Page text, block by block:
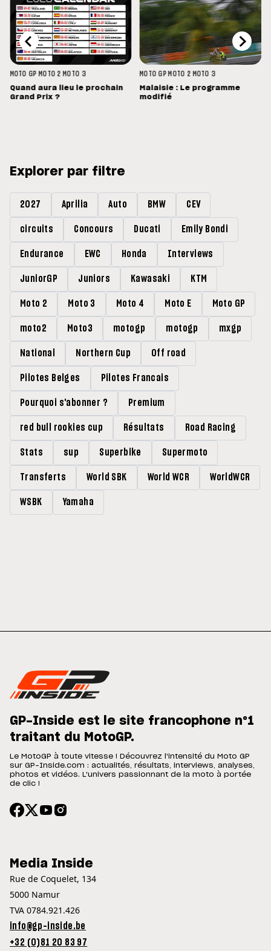
MOTO GP MOTO 2 MOTO 3
Quand aura lieu le prochain
Grand Prix ?
MOTO GP MOTO 2 MOTO 3
Malaisie : Le programme
modifié
Explorer par filtre
2027 Aprilia Auto BMW CEV
circuits Concours Ducati Emily Bondi
Endurance EWC Honda Interviews
JuniorGP Juniors Kawasaki KTM
Moto 2 Moto 3 Moto 4 Moto E Moto GP
moto2 Moto3 motogp motogp mxgp
National Northern Cup Off road
Pilotes Belges Pilotes Francais
Pourquoi s'abonner ? Premium
red bull rookies cup Résultats Road Racing
Stats sup Superbike Supermoto
Transferts World SBK World WCR WorldWCR
WSBK Yamaha
GP-Inside est le site francophone n°1
traitant du MotoGP.
Le MotoGP à toute vitesse ! Découvrez l'intensité du Moto GP
sur GP-Inside.com : actualités, résultats, interviews, analyses,
photos et vidéos. L'univers passionnant de la moto à portée
de clic !
Media Inside
Rue de Coquelet, 134
5000 Namur
TVA 0784.921.426
info@gp-inside.be
+32 (0)81 20 83 97